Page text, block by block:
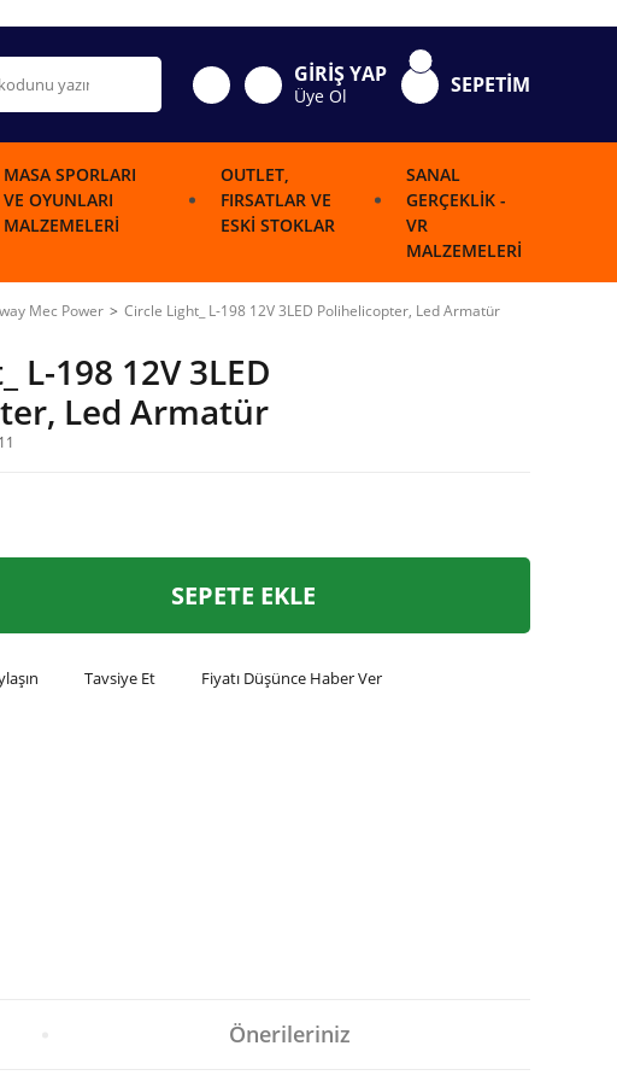
GİRİŞ YAP
Üye Ol SEPETİM
MASA SPORLARI
VE OYUNLARI
MALZEMELERI
OUTLET,
FIRSATLAR VE
ESKI STOKLAR
SANAL
GERÇEKLIK -
VR
MALZEMELERI
Mec Power Circle Light_ L-198 12V 3LED Polihelicopter, Led Armatür
L-198 12V 3LED
Led Armatür
SEPETE EKLE
Tavsiye Et Fiyatı Düşünce Haber Ver
Önerileriniz